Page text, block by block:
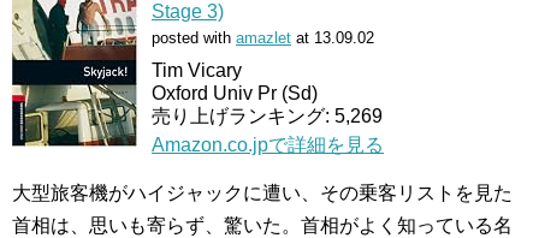
Stage 3)
posted with amazlet at 13.09.02
Tim Vicary
Oxford Univ Pr (Sd)
売り上げランキング: 5,269
Amazon.co.jpで詳細を見る
大型旅客機がハイジャックに遭い、その乗客リストを見た
首相は、思いも寄らず、驚いた。首相がよく知っている名